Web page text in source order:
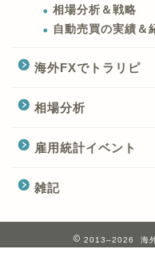
相場分析＆戦略
自動売買の実績＆
海外FXでトラリピ
相場分析
雇用統計イベント
雑記
2013–2026 海外